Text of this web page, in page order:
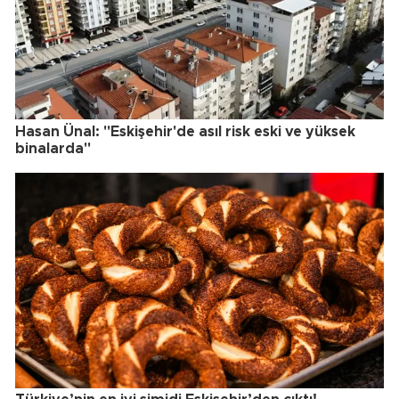
Hasan Ünal: "Eskişehir'de asıl risk eski ve yüksek
binalarda"